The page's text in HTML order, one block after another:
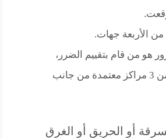
من الأربعة جهات.
هو من قام بتقييم الضرر،
تقدم تسعيرة من 3 مراكز معتمدة من جانب
أو الحريق أو الغرق